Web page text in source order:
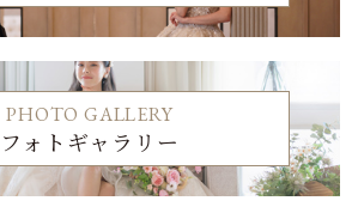
PHOTO GALLERY
フォトギャラリー